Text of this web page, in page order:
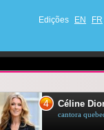
Edições EN FR
4 Céline
cantora